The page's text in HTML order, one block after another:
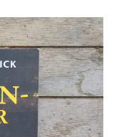
Solo
–
a
James
Bond
novel